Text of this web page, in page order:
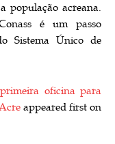
população acreana.
é um passo
Sistema Único de
oficina para
appeared first on